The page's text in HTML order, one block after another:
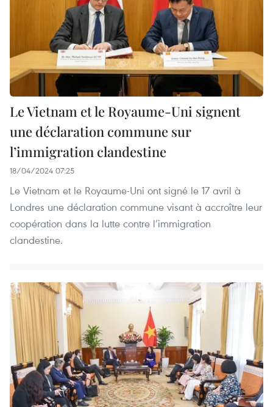
Le Vietnam et le Royaume-Uni signent
une déclaration commune sur
l’immigration clandestine
18/04/2024 07:25
Le Vietnam et le Royaume-Uni ont signé le 17 avril à
Londres une déclaration commune visant à accroître leur
coopération dans la lutte contre l’immigration
clandestine.